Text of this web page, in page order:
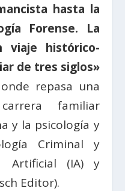
hasta la
Forense. La
viaje histórico-
de tres siglos»
repasa una
familiar
y la psicología y
Criminal y
Artificial (IA) y
Editor).